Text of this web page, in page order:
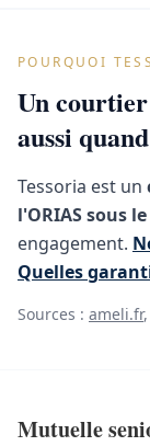
POURQUOI
Un
aussi
Tessoria est un
l'ORIAS sous
engagement.
Quelles
Sources : ameli.fr,
Mutuelle